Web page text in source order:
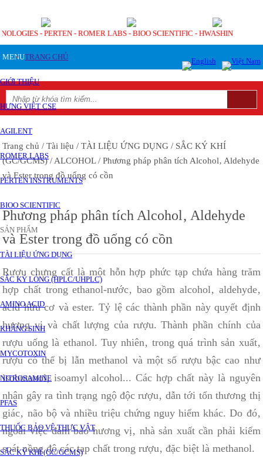
- PERTEN - ROMER LABS - BIOO SCIENTIFIC - HWASHIN
MENUTRANG CHỦ
GIỚI THIỆU
HƯNG VIỆT CSE
AGILENT
ROMER LABS
PERTEN INSTRUMENTS
BIOO SCIENTIFIC
SẢN PHẨM
TÀI LIỆU ỨNG DỤNG
SẮC KÝ LỎNG (HPLC/UHPLC)
AMINO ACID
KHÁNG SINH
MYCOTOXIN
NITROSAMINE
PFAS
THUỐC BẢO VỆ THỰC VẬT
SẮC KÝ KHÍ (GC/GCMS)
Trang chủ / Tài liệu / TÀI LIỆU ỨNG DỤNG / SẮC KÝ KHÍ
(GC/GCMS)/ ALCOHOL/ Phương pháp phân tích Alcohol‚ Aldehyde
và Ester trong đồ uống có cồn
Phương pháp phân tích Alcohol‚ Aldehyde
và Ester trong đồ uống có cồn
Rượu chưng cất là một hỗn hợp phức tạp chứa hàng trăm
hợp chất trong ethanol-nước‚ bao gồm alcohol‚ aldehyde‚
acid hữu cơ và ester. Tỷ lệ các thành phần này quyết định
hương vị và chất lượng của rượu. Thành phần chính của
rượu uống là ethanol. Tuy nhiên‚ trong quá trình sản xuất‚
rượu có thể bị lẫn methanol và một số rượu bậc cao như
isobutanol‚ isoamyl alcohol... Các hợp chất này là nguyên
nhân gây ra tình trạng ngộ độc rượu‚ dẫn tới tổn thương thị
giác‚ não bộ và nhiều triệu chứng nguy hiểm khác. Do đó‚
ngoài việc đảm bảo hương vị‚ nhà sản xuất cần phải kiểm
soát nồng độ các tạp chất trong rượu‚ đặc biệt là methanol.